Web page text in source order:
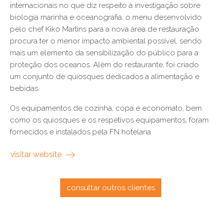
internacionais no que diz respeito à investigação sobre
biologia marinha e oceanografia, o menu desenvolvido
pelo chef Kiko Martins para a nova área de restauração
procura ter o menor impacto ambiental possível, sendo
mais um elemento da sensibilização do público para a
proteção dos oceanos. Além do restaurante, foi criado
um conjunto de quiosques dedicados a alimentação e
bebidas.
Os equipamentos de cozinha, copa e economato, bem
como os quiosques e os respetivos equipamentos, foram
fornecidos e instalados pela FN hotelaria.
visitar website
consultar outros clientes